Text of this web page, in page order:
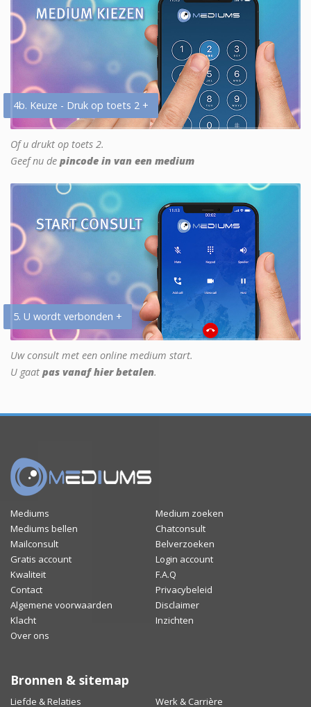
4b. Keuze - Druk op toets 2 +
Of u drukt op toets 2.
Geef nu de pincode in van een medium
5. U wordt verbonden +
Uw consult met een online medium start.
U gaat pas vanaf hier betalen.
Mediums
Medium zoeken
Mediums bellen
Chatconsult
Mailconsult
Belverzoeken
Gratis account
Login account
Kwaliteit
F.A.Q
Contact
Privacybeleid
Algemene voorwaarden
Disclaimer
Klacht
Inzichten
Over ons
Bronnen & sitemap
Liefde & Relaties Werk & Carrière